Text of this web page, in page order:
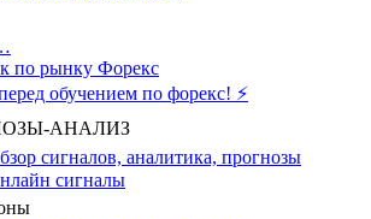
по рынку Форекс
обучением по форекс! ⚡
АНАЛИЗ
сигналов, аналитика, прогнозы
сигналы